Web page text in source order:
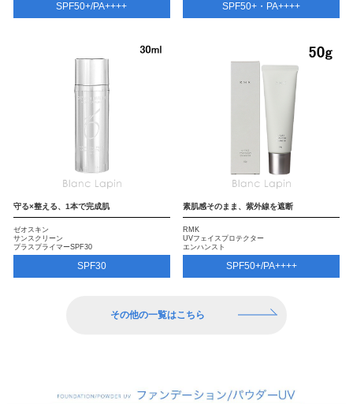
SPF50+/PA++++ SPF50+・PA++++
守る×整える、1本で完成肌
ゼオスキン
サンスクリーン
プラスプライマーSPF30
SPF30
素肌感そのまま、紫外線を遮断
RMK
UVフェイスプロテクター
エンハンスト
SPF50+/PA++++
その他の一覧はこちら